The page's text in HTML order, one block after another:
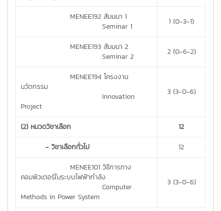
MENEE192 สัมมนา 1
Seminar 1
1 (0-3-1)
MENEE193 สัมมนา 2
Seminar 2
2 (0-6-2)
MENEE194 โครงงาน
นวัตกรรม
Innovation
Project
3 (3-0-6)
(2) หมวดวิชาเลือก
12
- วิชาเลือกทั่วไป
12
MENEE101 วิธีการทาง
คอมพิวเตอร์ในระบบไฟฟ้ากำลัง
Computer
Methods in Power System
3 (3-0-6)